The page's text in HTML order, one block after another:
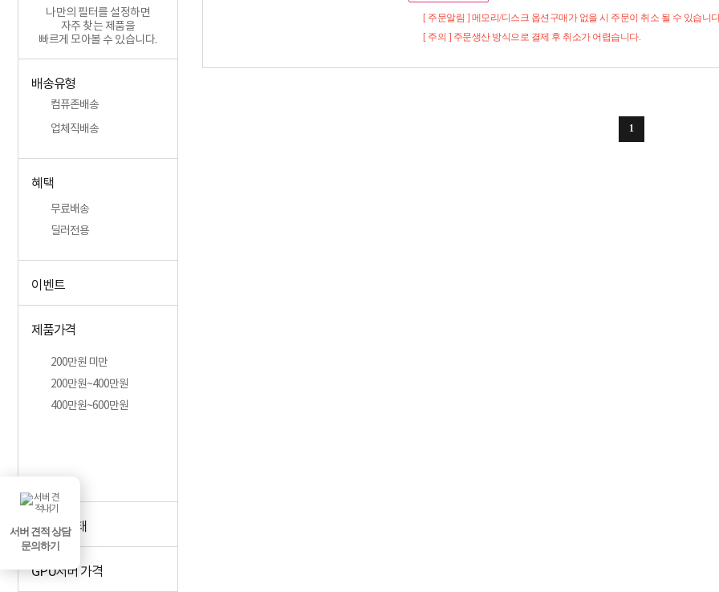
서버 견적 상담
문의하기
나만의 필터를 설정하면
자주 찾는 제품을
빠르게 모아볼 수 있습니다.
배송유형
컴퓨존배송
업체직배송
혜택
무료배송
딜러전용
이벤트
제품가격
200만원 미만
200만원~400만원
400만원~600만원
케이스형태
GPU서버 가격
[ 주문알림 ] 메모리/디스크 옵션구매가 없을 시 주문이 취소 될 수 있습니
[ 주의 ] 주문생산 방식으로 결제 후 취소가 어렵습니다.
1